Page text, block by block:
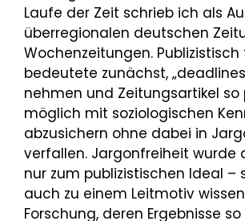
Laufe der Zeit schrieb ich als
überregionalen deutschen
Wochenzeitungen.
bedeutete zunächst,
nehmen und Zeitungsartikel so
möglich mit soziologischen
abzusichern ohne dabei in
verfallen. Jargonfreiheit wurde
nur zum publizistischen Ideal –
auch zu einem Leitmotiv
Forschung, deren Ergebnisse